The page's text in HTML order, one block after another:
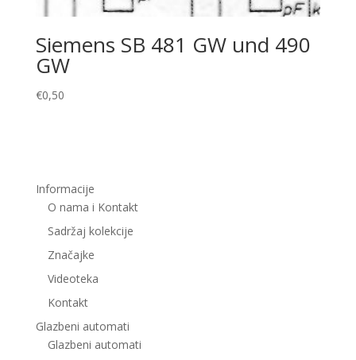
Siemens SB 481 GW und 490
GW
€0,50
Informacije
O nama i Kontakt
Sadržaj kolekcije
Značajke
Videoteka
Kontakt
Glazbeni automati
Glazbeni automati